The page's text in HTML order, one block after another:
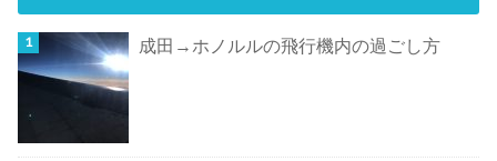
成田→ホノルルの飛行機内の過ごし方